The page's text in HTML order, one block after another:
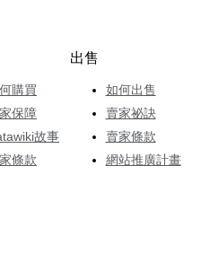
購買
保障
故事
條款
出售
如何出售
賣家祕訣
賣家條款
網站推廣計畫